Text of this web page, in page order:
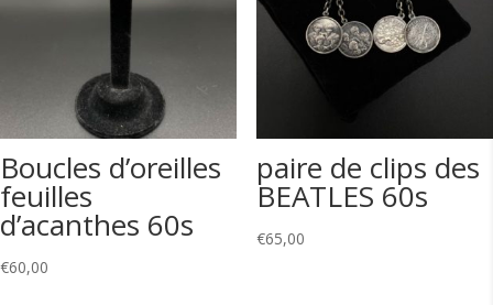
Boucles d’oreilles
feuilles
d’acanthes 60s
€60,00
paire de clips des
BEATLES 60s
€65,00